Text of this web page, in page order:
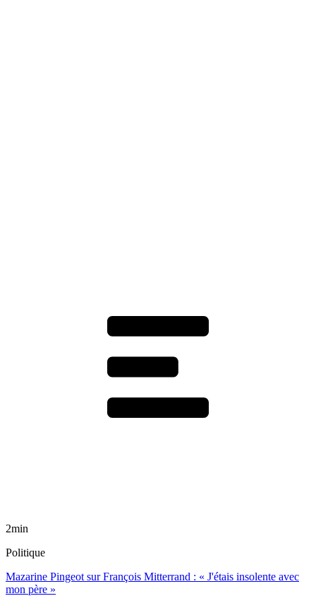
2min
Politique
Mazarine Pingeot sur François Mitterrand : « J'étais insolente avec
mon père »